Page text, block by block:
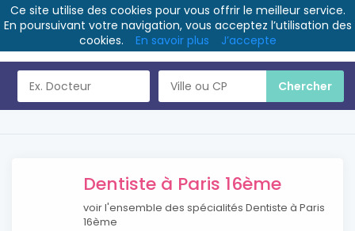
Dentiste à Paris 16ème
voir l'ensemble des spécialités Dentiste à Paris
16ème
Ce site utilise des cookies pour vous offrir le meilleur service.
En poursuivant votre navigation, vous acceptez l’utilisation des
cookies.
En savoir plus J’accepte